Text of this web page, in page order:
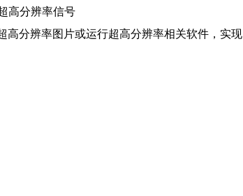
高分辨率信号
高分辨率图片或运行超高分辨率相关软件，实现